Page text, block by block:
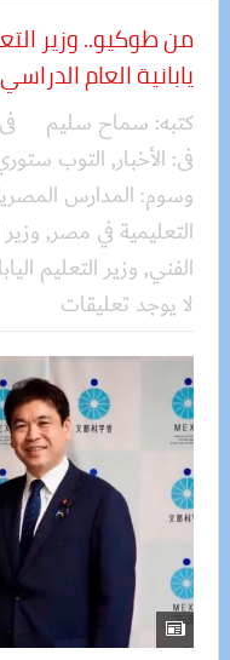
يابانية العام
كتبه: سماح سليم
فى: الأخبار, التوب
وسوم: المدارس
التعليمية في مصر,
الفني, وزير التعليم
لا يوجد تعليقات